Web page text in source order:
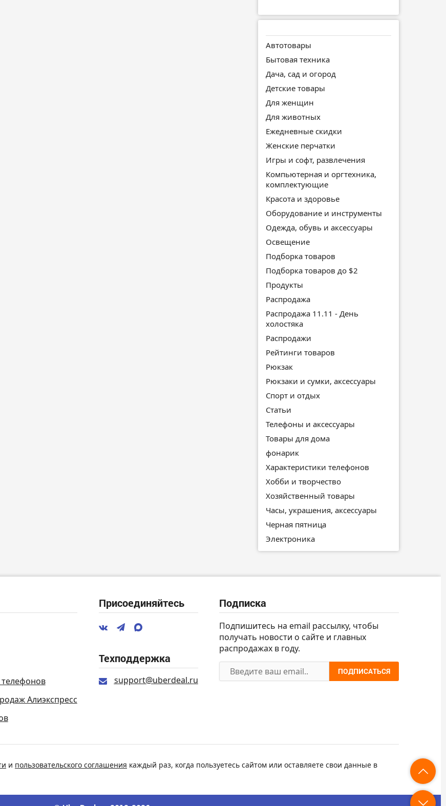
Автотовары
Бытовая техника
Дача, сад и огород
Детские товары
Для женщин
Для животных
Ежедневные скидки
Женские перчатки
Игры и софт, развлечения
Компьютерная и оргтехника,
комплектующие
Красота и здоровье
Оборудование и инструменты
Одежда, обувь и аксессуары
Освещение
Подборка товаров
Подборка товаров до $2
Продукты
Распродажа
Распродажа 11.11 - День
холостяка
Распродажи
Рейтинги товаров
Рюкзак
Рюкзаки и сумки, аксессуары
Спорт и отдых
Статьи
Телефоны и аксессуары
Товары для дома
фонарик
Характеристики телефонов
Хобби и творчество
Хозяйственный товары
Часы, украшения, аксессуары
Черная пятница
Электроника
телефонов
Алиэкспресс
Присоединяйтесь
Техподдержка
support@uberdeal.ru
Подписка
Подпишитесь на email рассылку, чтобы
получать новости о сайте и главных
распродажах в году.
ПОДПИСАТЬСЯ
и пользовательского соглашения каждый раз, когда пользуетесь сайтом или оставляете свои данные в